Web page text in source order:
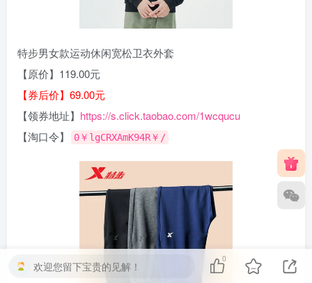
特步男女款运动休闲宽松卫衣外套
【原价】119.00元
【券后价】69.00元
【领券地址】 https://s.click.taobao.com/1wcqucu
【淘口令】
0￥lgCRXAmK94R￥/
欢迎您留下宝贵的见解！
0